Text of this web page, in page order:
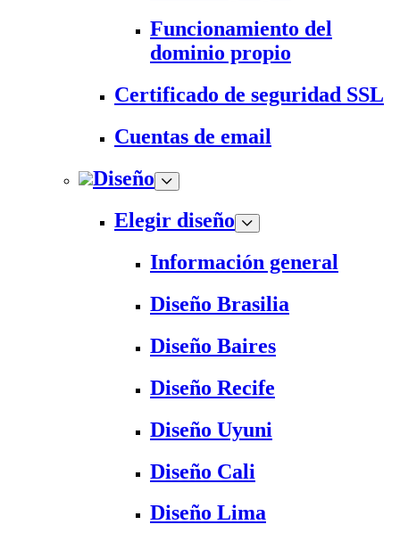
Funcionamiento del
dominio propio
Certificado de seguridad SSL
Cuentas de email
Diseño
Elegir diseño
Información general
Diseño Brasilia
Diseño Baires
Diseño Recife
Diseño Uyuni
Diseño Cali
Diseño Lima